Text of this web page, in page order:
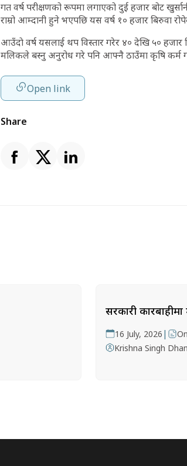
गत वर्ष परीक्षणको रूपमा लगाएको दुई हजार बोट
राम्रो आम्दानी हुने भएपछि यस वर्ष १० हजार बिरुवा
आउँदाे वर्ष यसलाई थप विस्तार गरेर ४० देखि ५० हजार
मलिकले बस्नु अनुरोध गरे पनि आफ्नै ठाउँमा कृषि कर्म
Open link
Share
सरकारी
16 July, 2026 |
Krishna Singh